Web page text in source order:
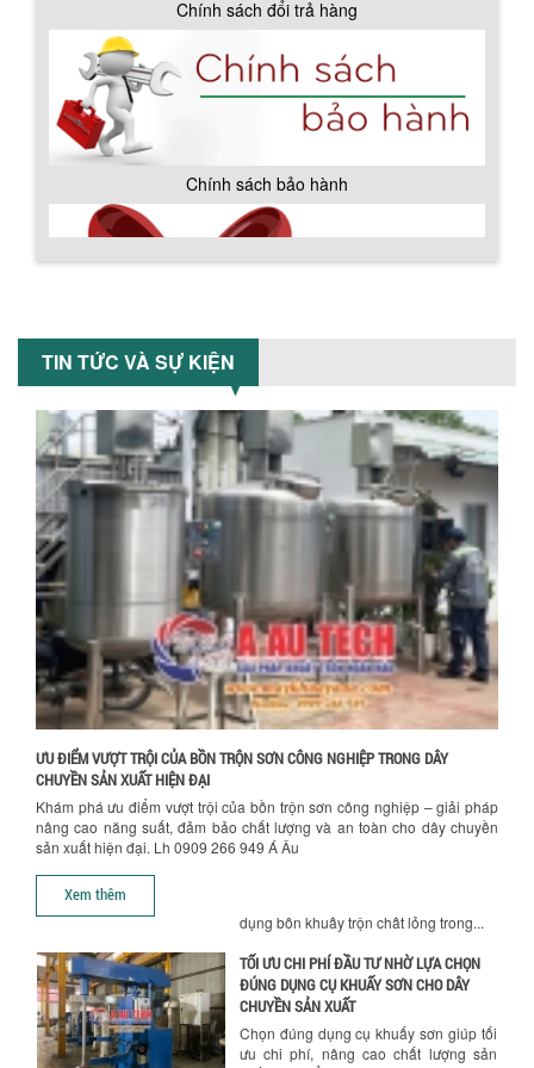
Chính sách đổi trả hàng
Chính sách bảo hành
Chính sách giao hàng
Hướng dẫn thanh toán mua hàng
TIN TỨC VÀ SỰ KIỆN
ƯU ĐIỂM VƯỢT TRỘI CỦA BỒN TRỘN SƠN CÔNG NGHIỆP TRONG DÂY
CHUYỀN SẢN XUẤT HIỆN ĐẠI
Khám phá ưu điểm vượt trội của bồn trộn sơn công nghiệp – giải pháp
nâng cao năng suất, đảm bảo chất lượng và an toàn cho dây chuyền
sản xuất hiện đại. Lh 0909 266 949 Á Âu
Xem thêm
ƯU ĐÃI ĐẶC BIỆT: GIÁ MÁY KHUẤY SƠN
CÔNG NGHIỆP GIẢM SỐC
Ưu đãi đặc biệt: Giá máy khuấy sơn
công nghiệp giảm sốc lên đến 20%.
Tiết kiệm chi phí, nhận ngay máy
TỐI ƯU CHI PHÍ SẢN XUẤT VỚI MÁY TRỘN
SƠN CÔNG NGHIỆP HIỆN ĐẠI
Khám phá cách máy trộn sơn công
nghiệp giúp doanh nghiệp tiết kiệm
CHỌN MÁY KHUẤY TRỘN HÓA CHẤT CHO
Khám phá những tiêu chí quan trọng
giúp doanh nghiệp lựa chọn máy khuấy
trộn hóa chất phù hợp. Từ máy khuấy
hóa...
NHỮNG YẾU TỐ QUYẾT ĐỊNH KHI CHỌN
BỒN KHUẤY SƠN: VẬT LIỆU, DUNG TÍCH VÀ
CÔNG SUẤT KHUẤY
Khám phá các yếu tố quan trọng khi
chọn bồn khuấy sơn: Vật liệu, dung tích
và công suất khuấy. Giải pháp tối...
BỒN KHUẤY TRỘN CHẤT LỎNG CHO
NGÀNH HÓA CHẤT: NHỮNG YẾU TỐ QUYẾT
ĐỊNH CHẤT LƯỢNG SẢN PHẨM CUỐI
CÙNG
Khám phá những yếu tố quan trọng
quyết định chất lượng sản phẩm khi sử
dụng bồn khuấy trộn chất lỏng trong...
TỐI ƯU CHI PHÍ ĐẦU TƯ NHỜ LỰA CHỌN
ĐÚNG DỤNG CỤ KHUẤY SƠN CHO DÂY
CHUYỀN SẢN XUẤT
xuất. Tìm hiểu giải pháp từ Công...
XU HƯỚNG SỬ DỤNG MÁY KHUẤY SƠN
KHÍ NÉN TRONG NGÀNH SẢN XUẤT HIỆN
ĐẠI: AN TOÀN – TIẾT KIỆM – BỀN BỈ
Khám phá xu hướng máy khuấy sơn khí
nén – Giải pháp an toàn, tiết kiệm, bền